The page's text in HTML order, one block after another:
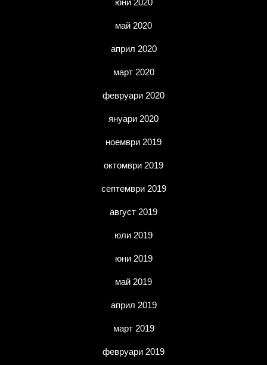
юни 2020
май 2020
април 2020
март 2020
февруари 2020
януари 2020
ноември 2019
октомври 2019
септември 2019
август 2019
юли 2019
юни 2019
май 2019
април 2019
март 2019
февруари 2019